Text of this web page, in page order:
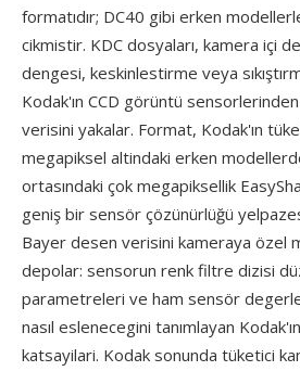
formatıdır; DC40 gibi erken
cikmistir. KDC dosyaları, kamera içi
dengesi, keskinlestirme veya
Kodak'ın CCD görüntü
verisini yakalar. Format, Kodak'ın
megapiksel altindaki erken
ortasındaki çok megapiksellik
geniş bir sensör çözünürlüğü
Bayer desen verisini kameraya özel
depolar: sensorun renk filtre dizisi
parametreleri ve ham sensör
nasıl eslenecegini tanımlayan
katsayilari. Kodak sonunda tüketici